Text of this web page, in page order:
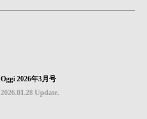
Oggi 2026年3月号
2026.01.28 Update.